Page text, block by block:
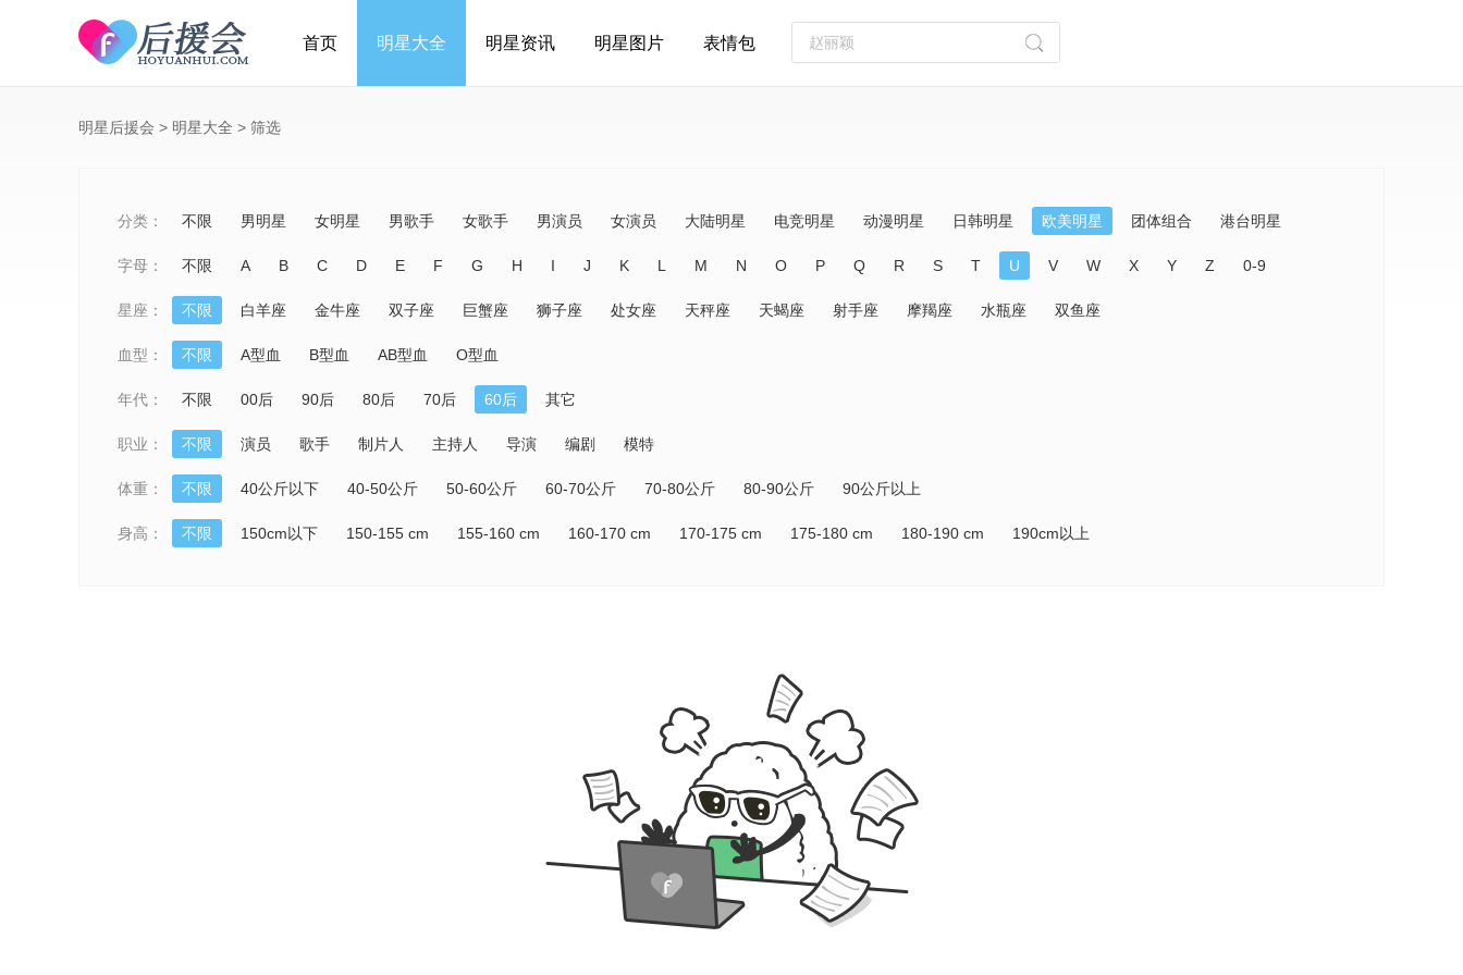
首页 明星大全 明星资讯 明星图片 表情包
明星后援会 > 明星大全 > 筛选
分类： 不限 男明星 女明星 男歌手 女歌手 男演员 女演员 大陆明星 电竞明星 动漫明星 日韩明星 欧美明星 团体组合 港台明星
字母： 不限 A B C D E F G H I J K L M N O P Q R S T U V W X Y Z 0-9
星座： 不限 白羊座 金牛座 双子座 巨蟹座 狮子座 处女座 天秤座 天蝎座 射手座 摩羯座 水瓶座 双鱼座
血型： 不限 A型血 B型血 AB型血 O型血
年代： 不限 00后 90后 80后 70后 60后 其它
职业： 不限 演员 歌手 制片人 主持人 导演 编剧 模特
体重： 不限 40公斤以下 40-50公斤 50-60公斤 60-70公斤 70-80公斤 80-90公斤 90公斤以上
身高： 不限 150cm以下 150-155 cm 155-160 cm 160-170 cm 170-175 cm 175-180 cm 180-190 cm 190cm以上